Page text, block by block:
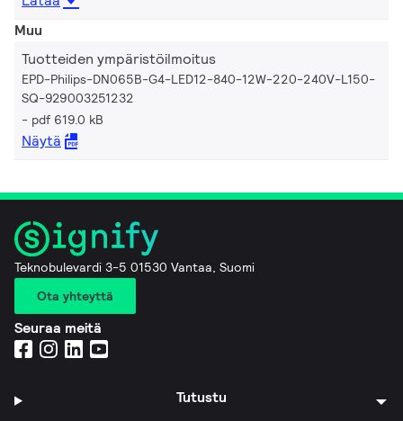
Muu
Tuotteiden ympäristöilmoitus
EPD-Philips-DN065B-G4-LED12-840-12W-220-240V-L150-
SQ-929003251232
pdf 619.0 kB
Näytä
Teknobulevardi 3-5 01530 Vantaa, Suomi
Ota yhteyttä
Seuraa meitä
Tutustu